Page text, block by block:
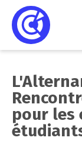
pour les